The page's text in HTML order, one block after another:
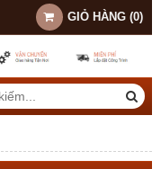
GIỎ HÀNG (0)